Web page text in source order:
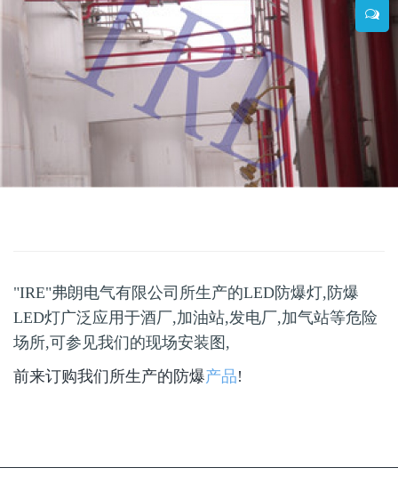
"IRE"弗朗电气有限公司所生产的LED防爆灯,防爆
LED灯广泛应用于酒厂,加油站,发电厂,加气站等危险
场所,可参见我们的现场安装图,
前来订购我们所生产的防爆产品!